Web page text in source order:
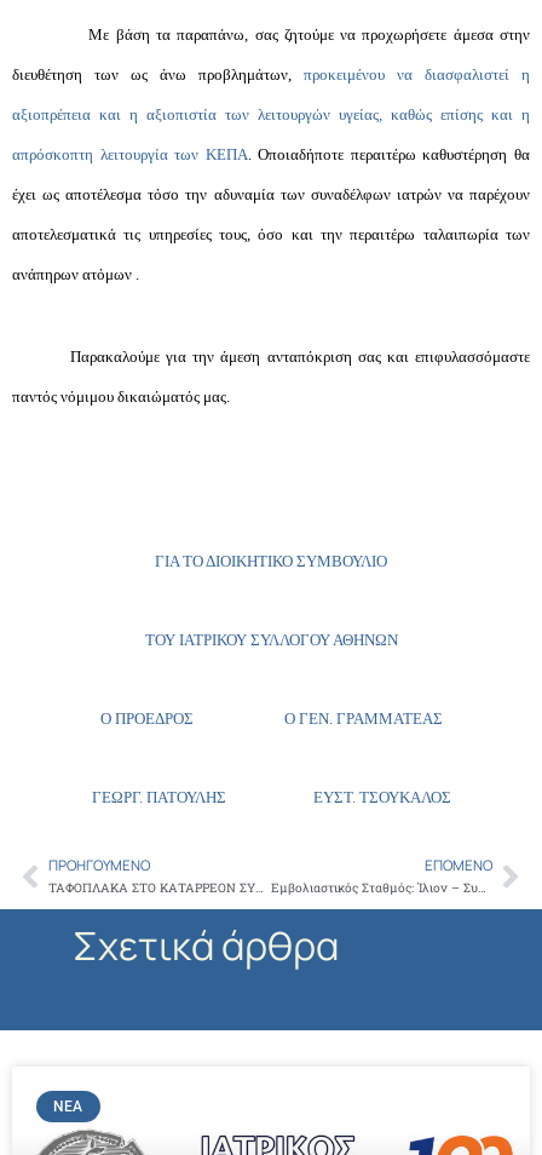
Με βάση τα παραπάνω, σας ζητούμε να προχωρήσετε άμεσα στην
διευθέτηση των ως άνω προβλημάτων, προκειμένου να διασφαλιστεί η
αξιοπρέπεια και η αξιοπιστία των λειτουργών υγείας, καθώς επίσης και η
απρόσκοπτη λειτουργία των ΚΕΠΑ. Οποιαδήποτε περαιτέρω καθυστέρηση θα
έχει ως αποτέλεσμα τόσο την αδυναμία των συναδέλφων ιατρών να παρέχουν
αποτελεσματικά τις υπηρεσίες τους, όσο και την περαιτέρω ταλαιπωρία των
ανάπηρων ατόμων .
Παρακαλούμε για την άμεση ανταπόκριση σας και επιφυλασσόμαστε
παντός νόμιμου δικαιώματός μας.
ΓΙΑ ΤΟ ΔΙΟΙΚΗΤΙΚΟ ΣΥΜΒΟΥΛΙΟ
ΤΟΥ ΙΑΤΡΙΚΟΥ ΣΥΛΛΟΓΟΥ ΑΘΗΝΩΝ
Ο ΠΡΟΕΔΡΟΣ Ο ΓΕΝ. ΓΡΑΜΜΑΤΕΑΣ
ΓΕΩΡΓ. ΠΑΤΟΥΛΗΣ ΕΥΣΤ. ΤΣΟΥΚΑΛΟΣ
Prev
ΠΡΟΗΓΟΎΜΕΝΟ
ΤΑΦΟΠΛΑΚΑ ΣΤΟ ΚΑΤΑΡΡΕΟΝ ΣΥΣΤΗΜΑ ΥΓΕΙΑΣ ΟΛΟΙ ΤΟ ΑΠΟΓΕΥΜΑ ΣΤΗ ΣΥΓΚΕΝΤΡΩΣΗ ΔΙΑΜΑΡΤΥΡΙΑΣ ΣΤΟ ΣΥΝΤΑΓΜΑ
ΕΠΌΜΕΝΟ
Εμβολιαστικός Σταθμός: Ίλιον – Συνεχίζεται με επιτυχία ο εμβολιασμός
Σχετικά άρθρα
ΝΈΑ